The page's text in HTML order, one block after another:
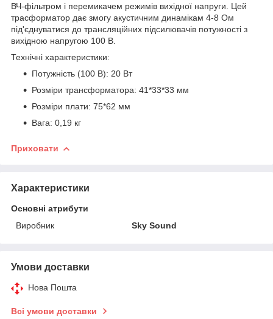
ВЧ-фільтром і перемикачем режимів вихідної напруги. Цей
трасформатор дає змогу акустичним динамікам 4-8 Ом
під'єднуватися до трансляційних підсилювачів потужності з
вихідною напругою 100 В.
Технічні характеристики:
Потужність (100 В): 20 Вт
Розміри трансформатора: 41*33*33 мм
Розміри плати: 75*62 мм
Вага: 0,19 кг
Приховати
Характеристики
Основні атрибути
Виробник
Sky Sound
Умови доставки
Нова Пошта
Всі умови доставки